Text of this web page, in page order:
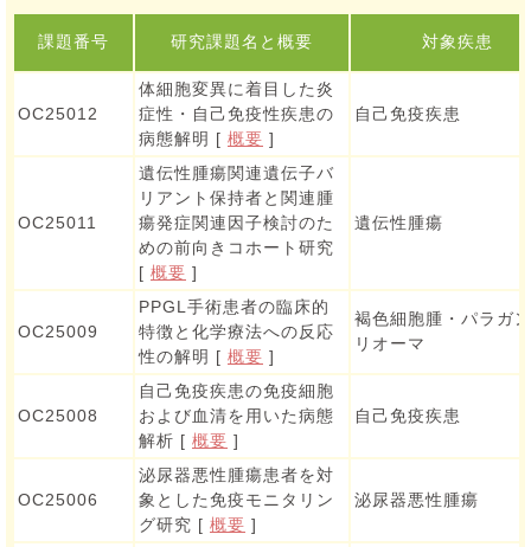
課題番号 研究課題名と概要 対象疾患
OC25012
体細胞変異に着目した炎
症性・自己免疫性疾患の
病態解明 [ 概要 ]
自己免疫疾患
OC25011
遺伝性腫瘍関連遺伝子バ
リアント保持者と関連腫
瘍発症関連因子検討のた
めの前向きコホート研究
[ 概要 ]
遺伝性腫瘍
OC25009
PPGL手術患者の臨床的
特徴と化学療法への反応
性の解明 [ 概要 ]
褐色細胞腫・パラガ
リオーマ
OC25008
自己免疫疾患の免疫細胞
および血清を用いた病態
解析 [ 概要 ]
自己免疫疾患
OC25006
泌尿器悪性腫瘍患者を対
象とした免疫モニタリン
グ研究 [ 概要 ]
泌尿器悪性腫瘍